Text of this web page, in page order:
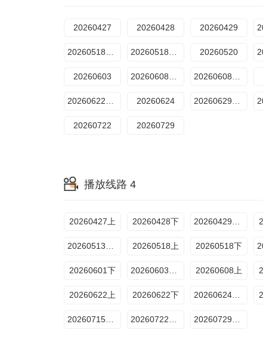
20260427 20260428 20260429
20260520
20260603
20260624
20260722 20260729
播放线路 4
20260427上 20260428下
20260518上 20260518下
20260601下 20260608上
20260622上 20260622下 20260624加更版